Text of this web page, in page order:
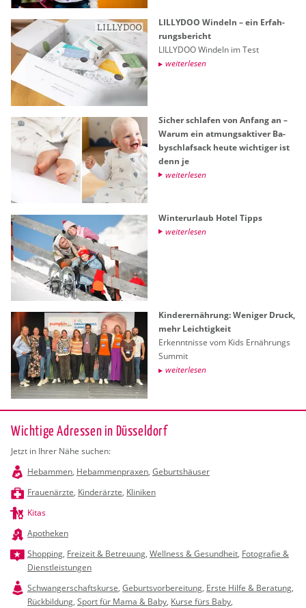
LIL­LY­DOO​ Win­deln – ein Er­fah­
rungs­be­richt
LIL­LY­DOO​ Win­deln im Test
wei­ter­le­sen
Si­cher schla­fen von An­fang an –
Warum ein at­mungs­ak­ti­ver Ba­
by­schlaf­sack heute wich­ti­ger ist
denn je
wei­ter­le­sen
Win­ter­ur­laub Hotel Tipps
wei­ter­le­sen
Kin­der­er­näh­rung: We­ni­ger Druck,
mehr Leich­tig­keit
Er­kennt­nis­se vom Kids Er­näh­rungs
Sum­mit
wei­ter­le­sen
Wichtige Adressen in Düsseldorf
Jetzt in Ihrer Nähe suchen:
Hebammen, Hebammenpraxen, Geburtshäuser
Frauenärzte, Kinderärzte, Kliniken
Kitas
Apotheken
Shopping, Freizeit & Betreuung, Wellness & Gesundheit, Fotografie &
Dienstleistungen
Schwangerschaftskurse, Geburtsvorbereitung, Erste Hilfe & Beratung,
Rückbildung, Sport für Mama & Baby, Kurse fürs Baby,